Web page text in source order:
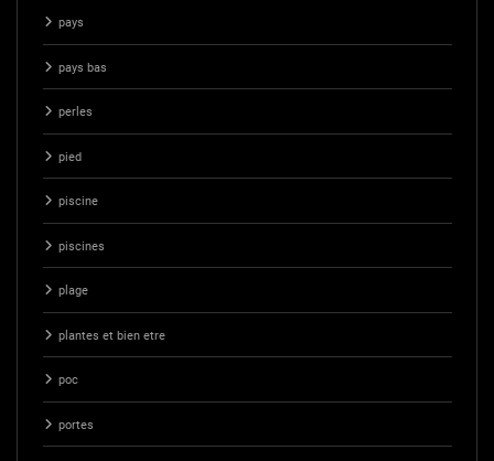
pays
pays bas
perles
pied
piscine
piscines
plage
plantes et bien etre
poc
portes